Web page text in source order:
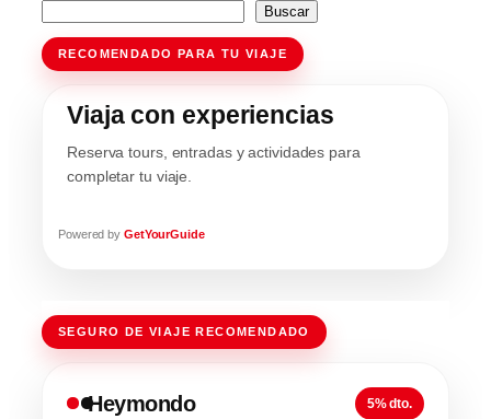
Buscar
RECOMENDADO PARA TU VIAJE
Viaja con experiencias
Reserva tours, entradas y actividades para
completar tu viaje.
Powered by GetYourGuide
SEGURO DE VIAJE RECOMENDADO
Heymondo 5% dto.